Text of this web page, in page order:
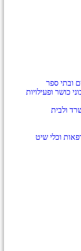
ובתי ספר
כושר ופעילויות
ולבית
וכלי שיט